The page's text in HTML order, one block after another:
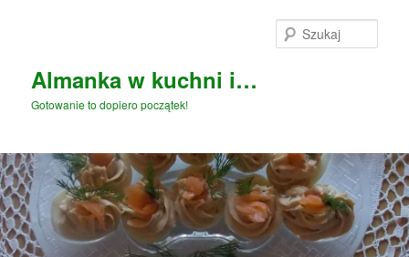
Almanka w kuchni i…
Gotowanie to dopiero początek!